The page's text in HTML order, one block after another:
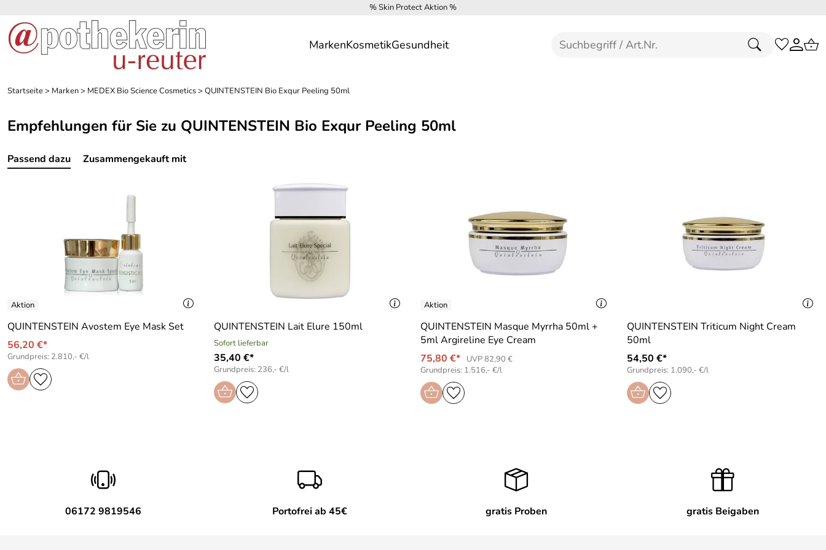
% Skin Protect Aktion %
MarkenKosmetikGesundheit
Startseite> Marken> MEDEX Bio Science Cosmetics> QUINTENSTEIN Bio Exqur Peeling 50ml
Empfehlungen für Sie zu QUINTENSTEIN Bio Exqur Peeling 50ml
Passend dazu
QUINTENSTEIN Avostem Eye Mask Set
56,20 €*
Grundpreis: 2.810,- €/l
QUINTENSTEIN Lait Elure 150ml
Sofort lieferbar
35,40 €*
Grundpreis: 236,- €/l
QUINTENSTEIN Masque Myrrha 50ml +
5ml Argireline Eye Cream
75,80 €*
UVP 82,90 €
Grundpreis: 1.516,- €/l
QUINTENSTEIN Triticum Night Cream
50ml
54,50 €*
Grundpreis: 1.090,- €/l
Zusammengekauft mit
06172 9819546 Portofrei ab 45€ gratis Proben gratis Beigaben